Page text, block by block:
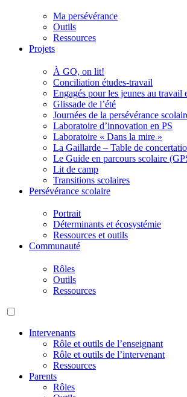
Ma persévérance
Outils
Ressources
Projets
À GO, on lit!
Conciliation études-travail
Engagés pour les jeunes au
Glissade de l’été
Journées de la persévérance
Laboratoire d’innovation en PS
Laboratoire « Dans la mire »
La Gaillarde – Table de
Le Guide en parcours scolaire
Lit de camp
Transitions scolaires
Persévérance scolaire
Portrait
Déterminants et écosystémie
Ressources et outils
Communauté
Rôles
Outils
Ressources
Intervenants
Rôle et outils de l’enseignant
Rôle et outils de l’intervenant
Ressources
Parents
Rôles